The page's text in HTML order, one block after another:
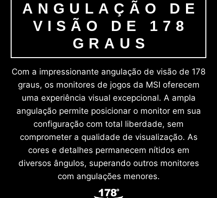
ANGULAÇÃO DE
VISÃO DE 178
GRAUS
Com a impressionante angulação de visão de 178
graus, os monitores de jogos da MSI oferecem
uma experiência visual excepcional. A ampla
angulação permite posicionar o monitor em sua
configuração com total liberdade, sem
comprometer a qualidade de visualização. As
cores e detalhes permanecem nítidos em
diversos ângulos, superando outros monitores
com angulações menores.